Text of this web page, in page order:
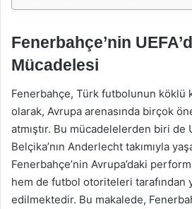
Fenerbahçe’nin
Mücadelesi
Fenerbahçe, Türk futbolunun köklü
olarak, Avrupa arenasında birçok
atmıştır. Bu mücadelelerden biri de
Belçika’nın Anderlecht takımıyla
Fenerbahçe’nin Avrupa’daki
hem de futbol otoriteleri tarafından
edilmektedir. Bu makalede,